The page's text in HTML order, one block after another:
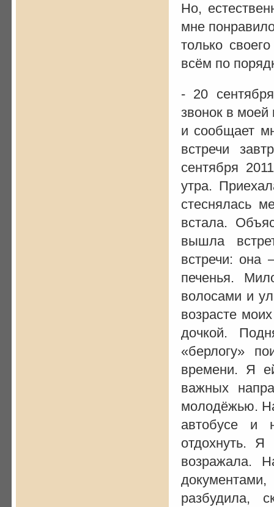
Но,
мне
только
всём по
- 20
звонок в
и сообщает
встречи
сентября
утра.
стеснялась
встала.
вышла
встречи: она
печенья.
волосами и
возрасте
дочкой.
«берлогу»
времени. Я
важных
молодёжью.
автобусе и
отдохнуть.
возражала.
разбудила,